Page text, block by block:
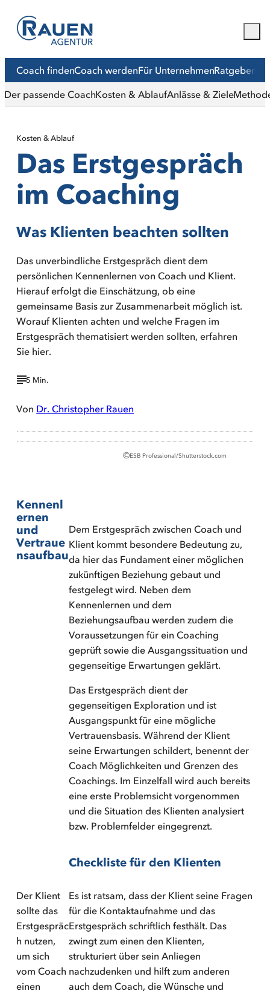
Coach findenCoach werdenFür UnternehmenRatgeber
Der passende CoachKosten & AblaufAnlässe & Ziele
Kosten & Ablauf
Das Erstgespräch
im Coaching
Was Klienten beachten sollten
Das unverbindliche Erstgespräch dient dem
persönlichen Kennenlernen von Coach und Klient.
Hierauf erfolgt die Einschätzung, ob eine
gemeinsame Basis zur Zusammenarbeit möglich ist.
Worauf Klienten achten und welche Fragen im
Erstgespräch thematisiert werden sollten, erfahren
Sie hier.
5 Min.
Von Dr. Christopher Rauen
©ESB Professional/Shutterstock.com
Kennenl
ernen
und
Vertraue
nsaufbau
Dem Erstgespräch zwischen Coach und
Klient kommt besondere Bedeutung zu,
da hier das Fundament einer möglichen
zukünftigen Beziehung gebaut und
festgelegt wird. Neben dem
Kennenlernen und dem
Beziehungsaufbau werden zudem die
Voraussetzungen für ein Coaching
geprüft sowie die Ausgangssituation und
gegenseitige Erwartungen geklärt.
Das Erstgespräch dient der
gegenseitigen Exploration und ist
Ausgangspunkt für eine mögliche
Vertrauensbasis. Während der Klient
seine Erwartungen schildert, benennt der
Coach Möglichkeiten und Grenzen des
Coachings. Im Einzelfall wird auch bereits
eine erste Problemsicht vorgenommen
und die Situation des Klienten analysiert
bzw. Problemfelder eingegrenzt.
Checkliste für den Klienten
Der Klient
sollte das
Erstgespräc
h nutzen,
um sich
vom Coach
einen
Es ist ratsam, dass der Klient seine Fragen
für die Kontaktaufnahme und das
Erstgespräch schriftlich festhält. Das
zwingt zum einen den Klienten,
strukturiert über sein Anliegen
nachzudenken und hilft zum anderen
auch dem Coach, die Wünsche und